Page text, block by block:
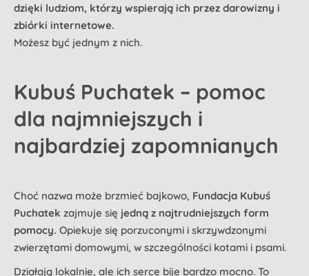
dzięki ludziom, którzy wspierają ich przez darowizny i
zbiórki internetowe.
Możesz być jednym z nich.
Kubuś Puchatek – pomoc
dla najmniejszych i
najbardziej zapomnianych
Choć nazwa może brzmieć bajkowo, Fundacja Kubuś
Puchatek zajmuje się jedną z najtrudniejszych form
pomocy. Opiekuje się porzuconymi i skrzywdzonymi
zwierzętami domowymi, w szczególności kotami i psami.
Działają lokalnie, ale ich serce bije bardzo mocno. To